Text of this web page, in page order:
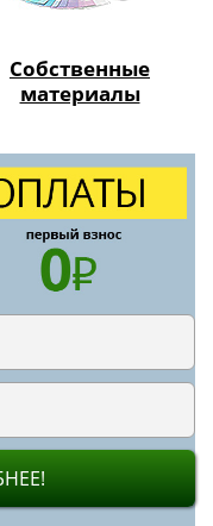
РАБОТ
+ ДИЗАЙН